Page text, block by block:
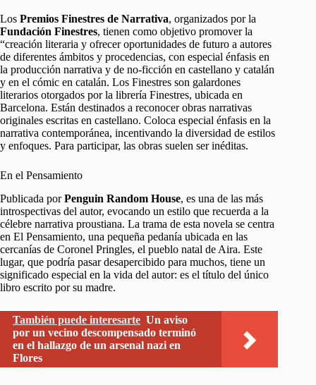
Los Premios Finestres de Narrativa, organizados por la
Fundación Finestres, tienen como objetivo promover la
“creación literaria y ofrecer oportunidades de futuro a autores
de diferentes ámbitos y procedencias, con especial énfasis en
la producción narrativa y de no-ficción en castellano y catalán
y en el cómic en catalán. Los Finestres son galardones
literarios otorgados por la librería Finestres, ubicada en
Barcelona. Están destinados a reconocer obras narrativas
originales escritas en castellano. Coloca especial énfasis en la
narrativa contemporánea, incentivando la diversidad de estilos
y enfoques. Para participar, las obras suelen ser inéditas.
En el Pensamiento
Publicada porPenguin Random House, es una de las más
introspectivas del autor, evocando un estilo que recuerda a la
célebre narrativa proustiana. La trama de esta novela se centra
en El Pensamiento, una pequeña pedanía ubicada en las
cercanías de Coronel Pringles, el pueblo natal de Aira. Este
lugar, que podría pasar desapercibido para muchos, tiene un
significado especial en la vida del autor: es el título del único
libro escrito por su madre.
También puede interesarte Un aviso
por un vecino descompensado terminó
en el hallazgo de un arsenal nazi en
Flores